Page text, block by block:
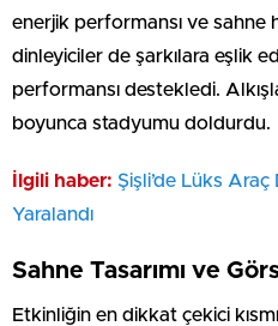
enerjik performansı ve
dinleyiciler de şarkılara eşlik
performansı destekledi.
boyunca stadyumu doldurdu.
İlgili haber: Şişli’de Lüks Araç
Yaralandı
Sahne Tasarımı ve
Etkinliğin en dikkat çekici